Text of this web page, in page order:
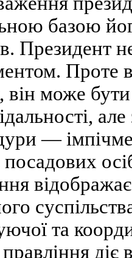
базою
Президент
Проте
він може
—
та